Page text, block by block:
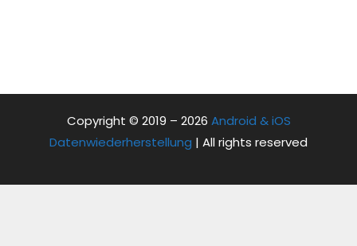
Copyright © 2019 – 2026 Android & iOS
Datenwiederherstellung | All rights reserved